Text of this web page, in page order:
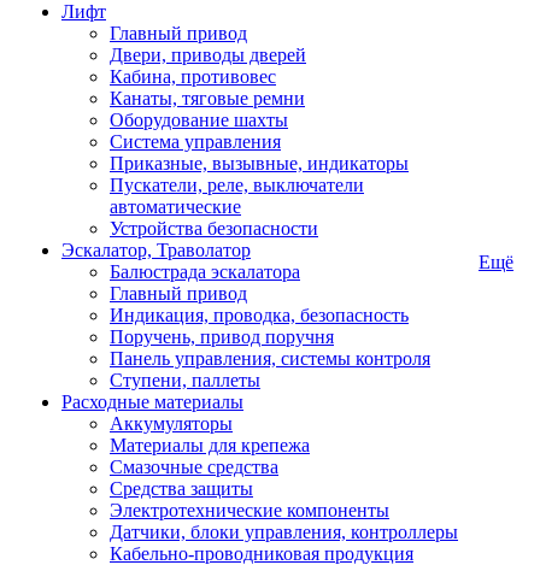
Лифт
Главный привод
Двери, приводы дверей
Кабина, противовес
Канаты, тяговые ремни
Оборудование шахты
Система управления
Приказные, вызывные, индикаторы
Пускатели, реле, выключатели
автоматические
Устройства безопасности
Эскалатор, Траволатор
Балюстрада эскалатора
Главный привод
Индикация, проводка, безопасность
Поручень, привод поручня
Панель управления, системы контроля
Ступени, паллеты
Расходные материалы
Аккумуляторы
Материалы для крепежа
Смазочные средства
Средства защиты
Электротехнические компоненты
Датчики, блоки управления, контроллеры
Кабельно-проводниковая продукция
Ещё